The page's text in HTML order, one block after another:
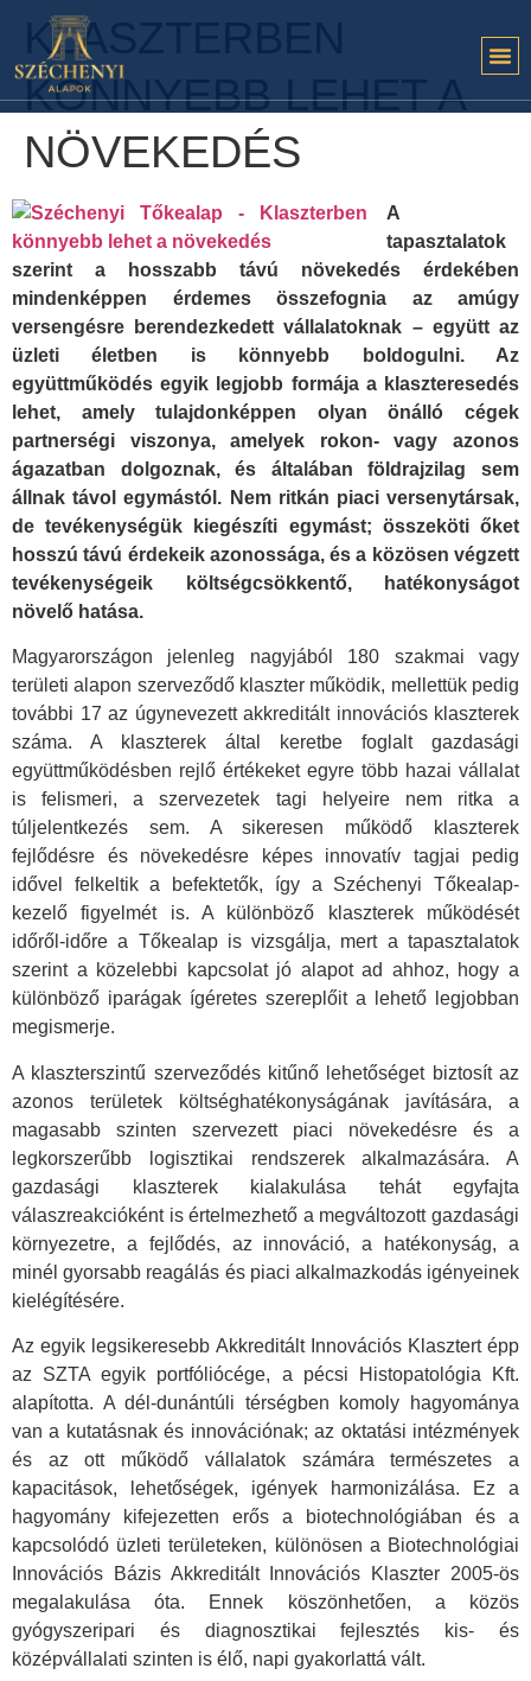
KLASZTERBEN
KÖNNYEBB LEHET A
NÖVEKEDÉS
A
tapasztalatok
szerint a hosszabb távú növekedés érdekében
mindenképpen érdemes összefognia az amúgy
versengésre berendezkedett vállalatoknak – együtt az
üzleti életben is könnyebb boldogulni. Az
együttműködés egyik legjobb formája a klaszteresedés
lehet, amely tulajdonképpen olyan önálló cégek
partnerségi viszonya, amelyek rokon- vagy azonos
ágazatban dolgoznak, és általában földrajzilag sem
állnak távol egymástól. Nem ritkán piaci versenytársak,
de tevékenységük kiegészíti egymást; összeköti őket
hosszú távú érdekeik azonossága, és a közösen végzett
tevékenységeik költségcsökkentő, hatékonyságot
növelő hatása.
Magyarországon jelenleg nagyjából 180 szakmai vagy
területi alapon szerveződő klaszter működik, mellettük pedig
további 17 az úgynevezett akkreditált innovációs klaszterek
száma. A klaszterek által keretbe foglalt gazdasági
együttműködésben rejlő értékeket egyre több hazai vállalat
is felismeri, a szervezetek tagi helyeire nem ritka a
túljelentkezés sem. A sikeresen működő klaszterek
fejlődésre és növekedésre képes innovatív tagjai pedig
idővel felkeltik a befektetők, így a Széchenyi Tőkealap-
kezelő figyelmét is. A különböző klaszterek működését
időről-időre a Tőkealap is vizsgálja, mert a tapasztalatok
szerint a közelebbi kapcsolat jó alapot ad ahhoz, hogy a
különböző iparágak ígéretes szereplőit a lehető legjobban
megismerje.
A klaszterszintű szerveződés kitűnő lehetőséget biztosít az
azonos területek költséghatékonyságának javítására, a
magasabb szinten szervezett piaci növekedésre és a
legkorszerűbb logisztikai rendszerek alkalmazására. A
gazdasági klaszterek kialakulása tehát egyfajta
válaszreakcióként is értelmezhető a megváltozott gazdasági
környezetre, a fejlődés, az innováció, a hatékonyság, a
minél gyorsabb reagálás és piaci alkalmazkodás igényeinek
kielégítésére.
Az egyik legsikeresebb Akkreditált Innovációs Klasztert épp
az SZTA egyik portfóliócége, a pécsi Histopatológia Kft.
alapította. A dél-dunántúli térségben komoly hagyománya
van a kutatásnak és innovációnak; az oktatási intézmények
és az ott működő vállalatok számára természetes a
kapacitások, lehetőségek, igények harmonizálása. Ez a
hagyomány kifejezetten erős a biotechnológiában és a
kapcsolódó üzleti területeken, különösen a Biotechnológiai
Innovációs Bázis Akkreditált Innovációs Klaszter 2005-ös
megalakulása óta. Ennek köszönhetően, a közös
gyógyszeripari és diagnosztikai fejlesztés kis- és
középvállalati szinten is élő, napi gyakorlattá vált.